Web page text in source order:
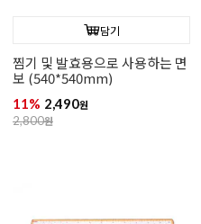
담기
찜기 및 발효용으로 사용하는 면
보 (540*540mm)
11% 2,490원
2,800원